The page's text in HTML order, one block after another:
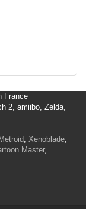
France
2, amiibo, Zelda,
Metroid, Xenoblade,
Master,